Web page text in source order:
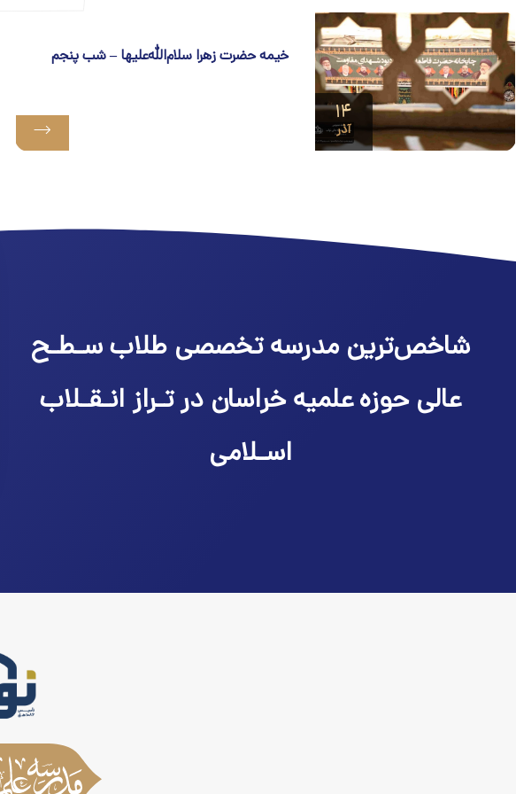
۱۴
آذر
خیمه حضرت زهرا سلام‌الله‌علیها – شب پنجم
شاخص‌ترین مدرسه تخصصی طلاب سـطـح
عالی حوزه علمیه خراسان در تـراز انـقـلاب
اسـلامی